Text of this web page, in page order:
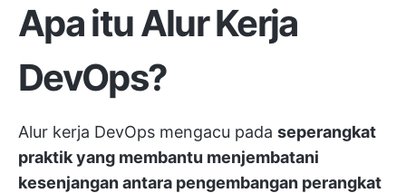
Apa itu Alur Kerja
DevOps?
Alur kerja DevOps mengacu pada seperangkat
praktik yang membantu menjembatani
kesenjangan antara pengembangan perangkat